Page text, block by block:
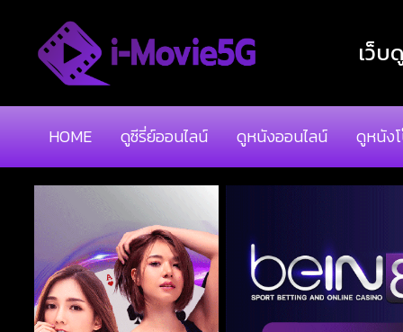
เว็บ
HOME ดูซีรี่ย์ออนไลน์ ดูหนังออนไลน์ ดูหนัง